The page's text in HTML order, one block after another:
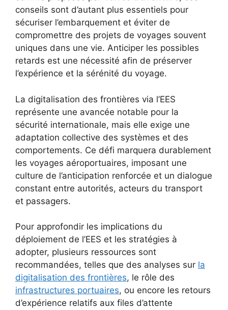
conseils sont d’autant plus essentiels pour
sécuriser l’embarquement et éviter de
compromettre des projets de voyages souvent
uniques dans une vie. Anticiper les possibles
retards est une nécessité afin de préserver
l’expérience et la sérénité du voyage.
La digitalisation des frontières via l’EES
représente une avancée notable pour la
sécurité internationale, mais elle exige une
adaptation collective des systèmes et des
comportements. Ce défi marquera durablement
les voyages aéroportuaires, imposant une
culture de l’anticipation renforcée et un dialogue
constant entre autorités, acteurs du transport
et passagers.
Pour approfondir les implications du
déploiement de l’EES et les stratégies à
adopter, plusieurs ressources sont
recommandées, telles que des analyses sur la
digitalisation des frontières, le rôle des
infrastructures portuaires, ou encore les retours
d’expérience relatifs aux files d’attente